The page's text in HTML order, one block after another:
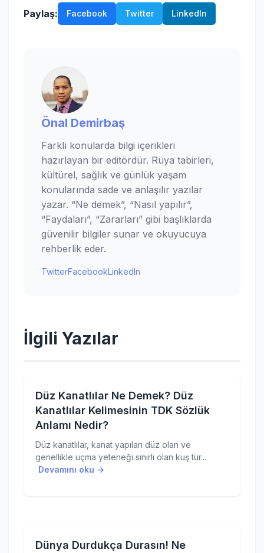
Paylaş: Facebook Twitter LinkedIn
Önal Demirbaş
Farklı konularda bilgi içerikleri
hazırlayan bir editördür. Rüya tabirleri,
kültürel, sağlık ve günlük yaşam
konularında sade ve anlaşılır yazılar
yazar. “Ne demek”, “Nasıl yapılır”,
“Faydaları”, “Zararları” gibi başlıklarda
güvenilir bilgiler sunar ve okuyucuya
rehberlik eder.
TwitterFacebookLinkedIn
İlgili Yazılar
Düz Kanatlılar Ne Demek? Düz
Kanatlılar Kelimesinin TDK Sözlük
Anlamı Nedir?
Düz kanatlılar, kanat yapıları düz olan ve
genellikle uçma yeteneği sınırlı olan kuş tür...
Devamını oku →
Dünya Durdukça Durasın! Ne